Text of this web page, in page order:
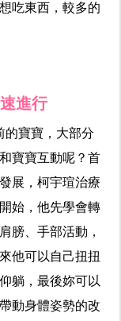
吃東西，較多的
進行
的寶寶，大部分
寶寶互動呢？首
展，柯宇瑄治療
始，他先學會轉
膀、手部活動，
他可以自己扭扭
躺，最後妳可以
動身體姿勢的改